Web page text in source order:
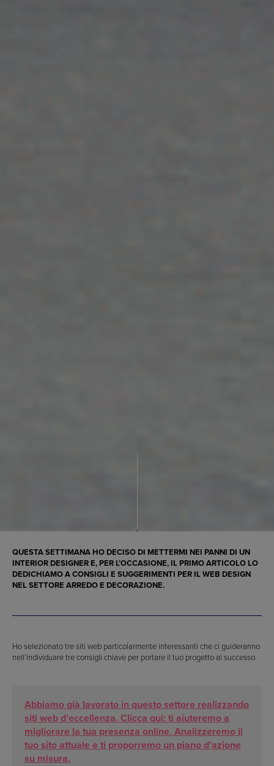
QUESTA SETTIMANA HO DECISO DI METTERMI NEI PANNI DI UN
INTERIOR DESIGNER E, PER L’OCCASIONE, IL PRIMO ARTICOLO LO
DEDICHIAMO A CONSIGLI E SUGGERIMENTI PER IL WEB DESIGN
NEL SETTORE ARREDO E DECORAZIONE.
Ho selezionato tre siti web particolarmente interessanti che ci guideranno
nell’individuare tre consigli chiave per portare il tuo progetto al successo.
Abbiamo già lavorato in questo settore realizzando
siti web d’eccellenza. Clicca qui: ti aiuteremo a
migliorare la tua presenza online. Analizzeremo il
tuo sito attuale e ti proporremo un piano d’azione
su misura.